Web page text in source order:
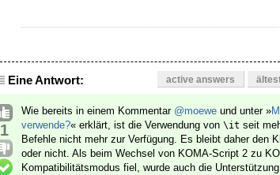
Eine Antwort: active answers
1
Wie bereits in einem Kommentar @moewe und unter »
verwende?« erklärt, ist die Verwendung von \it seit
Befehle nicht mehr zur Verfügung. Es bleibt daher den
oder nicht. Als beim Wechsel von KOMA-Script 2 zu
Kompatibilitätsmodus fiel, wurde auch die